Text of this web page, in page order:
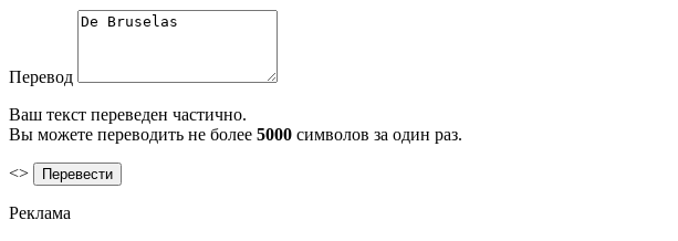
Перевод
Ваш текст переведен частично.
Вы можете переводить не более 5000 символов за один раз.
<>
Реклама